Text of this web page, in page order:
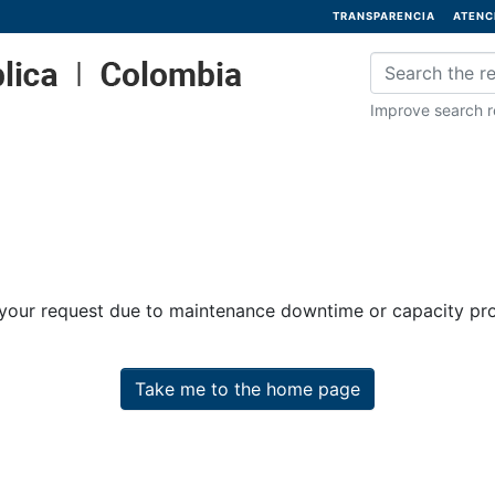
TRANSPARENCIA
Improve search
request due to maintenance downtime or capacity
Take me to the home page